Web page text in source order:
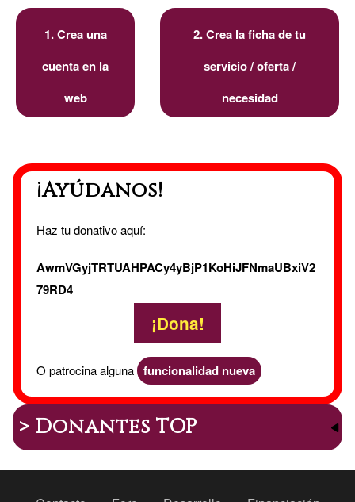
1. Crea una
cuenta en la
web
2. Crea la ficha de tu
servicio / oferta /
necesidad
¡Ayúdanos!
Haz tu donativo aquí:
AwmVGyjTRTUAHPACy4yBjP1KoHiJFNmaUBxiV2
79RD4
¡Dona!
O patrocina alguna funcionalidad nueva
> Donantes TOP